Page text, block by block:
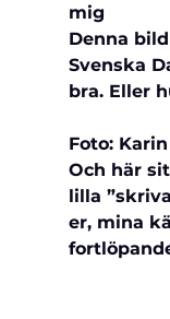
mig
Denna
Svenska
bra. Eller
Foto:
Och här
lilla
er, mina